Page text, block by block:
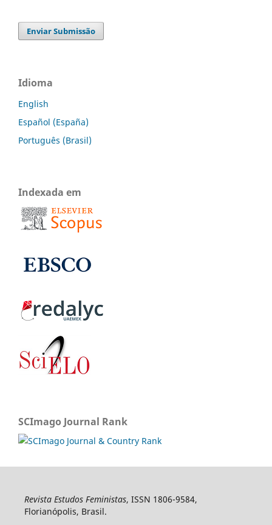
Enviar Submissão
Idioma
English
Español (España)
Português (Brasil)
Indexada em
SCImago Journal Rank
Revista Estudos Feministas, ISSN 1806-9584,
Florianópolis, Brasil.